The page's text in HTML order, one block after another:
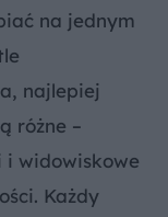
na jednym
najlepiej
różne –
i widowiskowe
Każdy